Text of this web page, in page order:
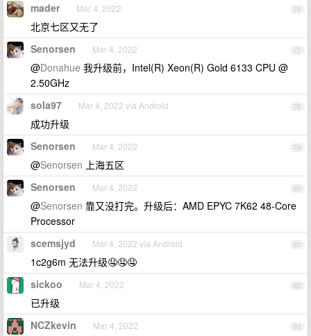
76
mader Mar 4, 2022
北京七区又无了
77
Senorsen Mar 4, 2022
@Donahue 我升级前，Intel(R) Xeon(R) Gold 6133 CPU @
2.50GHz
78
sola97 Mar 4, 2022 via Android
成功升级
79
Senorsen Mar 4, 2022
@Senorsen 上海五区
80
Senorsen Mar 4, 2022
@Senorsen 靠又没打完。升级后：AMD EPYC 7K62 48-Core
Processor
81
scemsjyd Mar 4, 2022 via Android
1c2g6m 无法升级🤤🤤🤤
82
sickoo Mar 4, 2022
已升级
83
NCZkevin Mar 4, 2022